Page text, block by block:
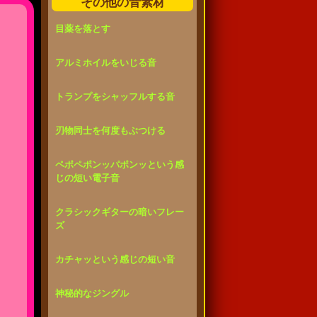
目薬を落とす
アルミホイルをいじる音
トランプをシャッフルする音
刃物同士を何度もぶつける
ペポペポンッパポンッという感
じの短い電子音
クラシックギターの暗いフレー
ズ
カチャッという感じの短い音
神秘的なジングル